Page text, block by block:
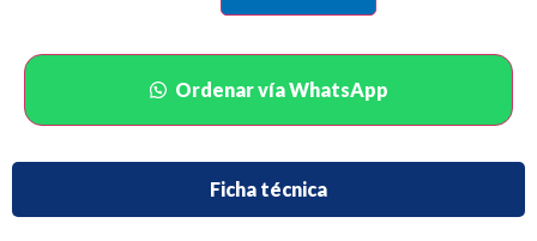
Ordenar vía WhatsApp
Ficha técnica